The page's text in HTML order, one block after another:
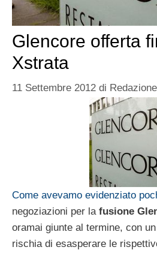
Glencore offerta
Xstrata
11 Settembre 2012 di Redazione
Come avevamo evidenziato
negoziazioni per la fusione
oramai giunte al termine, con
rischia di esasperare le